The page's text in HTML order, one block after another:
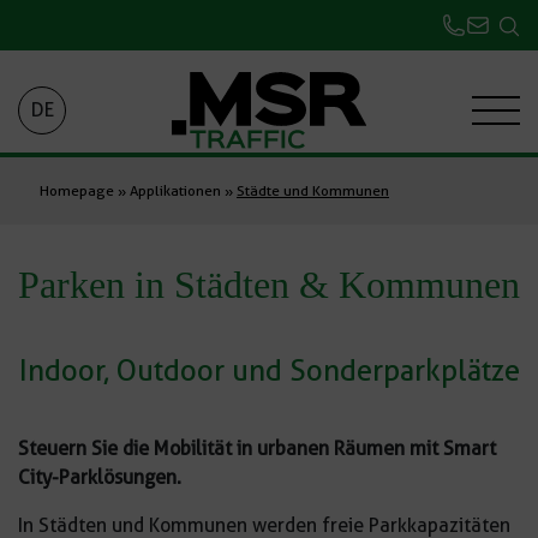
DE
Homepage » Applikationen » Städte und Kommunen
Parken in Städten & Kommunen
Indoor, Outdoor und Sonderparkplätze
Steuern Sie die Mobilität in urbanen Räumen mit Smart
City-Parklösungen.
In Städten und Kommunen werden freie Parkkapazitäten